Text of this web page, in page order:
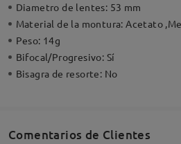
Diametro de lentes: 53 mm
Material de la montura:Acetato
Peso: 14g
Bifocal/Progresivo: Sí
Bisagra de resorte: No
Comentarios de Clientes